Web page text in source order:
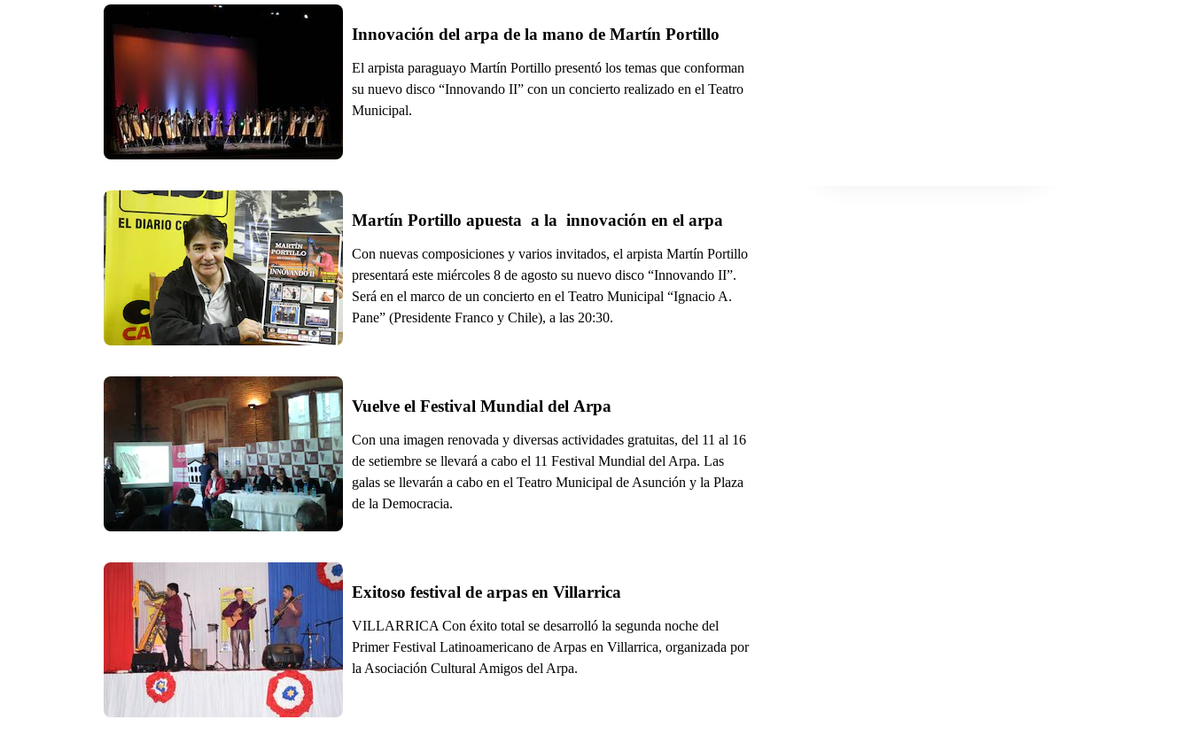
Innovación del arpa de la mano de Martín Portillo
El arpista paraguayo Martín Portillo presentó los temas que conforman
su nuevo disco “Innovando II” con un concierto realizado en el Teatro
Municipal.
Martín Portillo apuesta  a la  innovación en el arpa
Con nuevas composiciones y varios invitados, el arpista Martín Portillo
presentará este miércoles 8 de agosto su nuevo disco “Innovando II”.
Será en el marco de un concierto en el Teatro Municipal “Ignacio A.
Pane” (Presidente Franco y Chile), a las 20:30.
Vuelve el Festival Mundial del Arpa
Con una imagen renovada y diversas actividades gratuitas, del 11 al 16
de setiembre se llevará a cabo el 11 Festival Mundial del Arpa. Las
galas se llevarán a cabo en el Teatro Municipal de Asunción y la Plaza
de la Democracia.
Exitoso festival de arpas en Villarrica
VILLARRICA Con éxito total se desarrolló la segunda noche del
Primer Festival Latinoamericano de Arpas en Villarrica, organizada por
la Asociación Cultural Amigos del Arpa.